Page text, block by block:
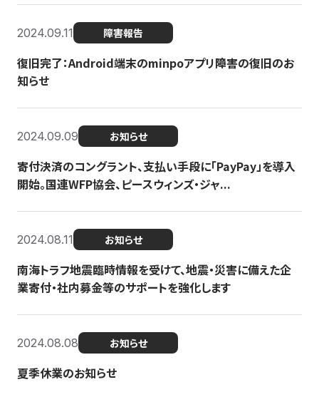
2024.09.11 障害報告
復旧完了：Android端末のminpoアプリ障害の復旧のお
知らせ
2024.09.09 お知らせ
寄付決済のコングラント、支払い手段に「PayPay」を導入
開始。国連WFP協会、ピースウィンズ・ジャ...
2024.08.11 お知らせ
南海トラフ地震臨時情報を受けて、地震・災害に備えた企
業寄付・社内募金等のサポートを強化します
2024.08.08 お知らせ
夏季休業のお知らせ